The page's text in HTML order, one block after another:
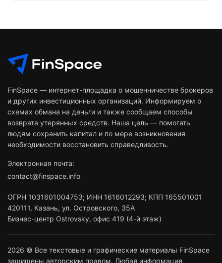
FinSpace — интернет-площадка о мошенничестве брокеров
и других инвестиционных организаций. Информируем о
схемах обмана на деньги и также сообщаем способы
возврата утерянных средств. Наша цель — помогать
людям сохранить капитал и по мере возникновения
необходимости восстановить справедливость.
Электронная почта:
contact@finspace.info
ОГРН 1031601004753; ИНН 1616012293; КПП 165501001
420111, Казань, ул. Островского, 35А
Бизнес-центр Ostrovsky, офис 419 (4-й этаж)
2026 © Все текстовые и графические материалы FinSpace
защищены авторским правом. Любая информация,